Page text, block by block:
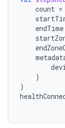
count =
endTime
)
)